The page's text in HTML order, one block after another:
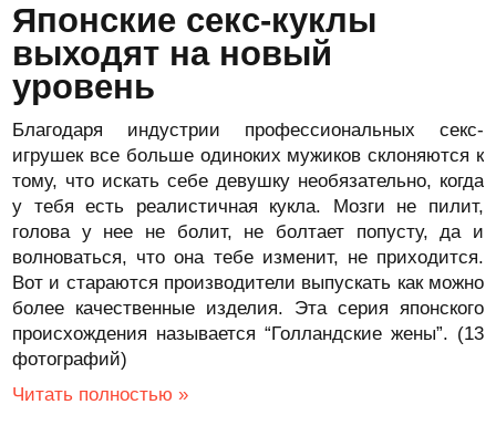
Японские секс-куклы
выходят на новый
уровень
Благодаря индустрии профессиональных секс-
игрушек все больше одиноких мужиков склоняются к
тому, что искать себе девушку необязательно, когда
у тебя есть реалистичная кукла. Мозги не пилит,
голова у нее не болит, не болтает попусту, да и
волноваться, что она тебе изменит, не приходится.
Вот и стараются производители выпускать как можно
более качественные изделия. Эта серия японского
происхождения называется “Голландские жены”. (13
фотографий)
Читать полностью »